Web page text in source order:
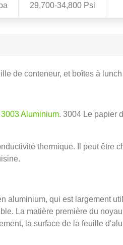
29,700-34,800 Psi
de conteneur, et boîtes à
3003 Aluminium. 3004 Le papier
thermique. Il peut être
aluminium, qui est largement
La matière première du
la surface de la feuille